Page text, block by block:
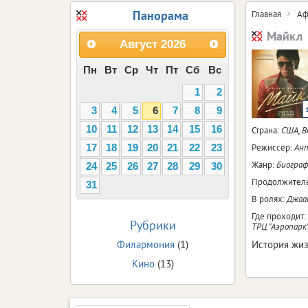
Главная
Майкл
Страна: США,
Режиссер:
Жанр:
В ролях:
Где проходит:
ТРЦ
История
Панорама
Август 2026
Пн Вт Ср Чт Пт Сб
Вс
1
2
3
4 5 6 7 8
9
10
11 12 13 14 15
16
17
18 19 20 21 22
23
24
25 26 27 28 29
30
31
Рубрики
Филармония (1)
Кино(13)